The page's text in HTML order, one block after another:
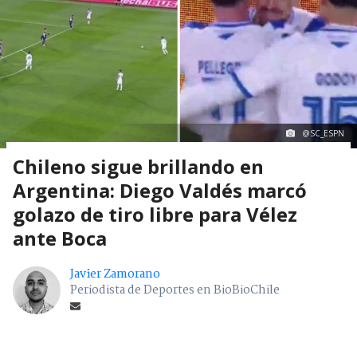
@SC_ESPN
Chileno sigue brillando en
Argentina: Diego Valdés marcó
golazo de tiro libre para Vélez
ante Boca
Javier Zamorano
Periodista de Deportes en BioBioChile